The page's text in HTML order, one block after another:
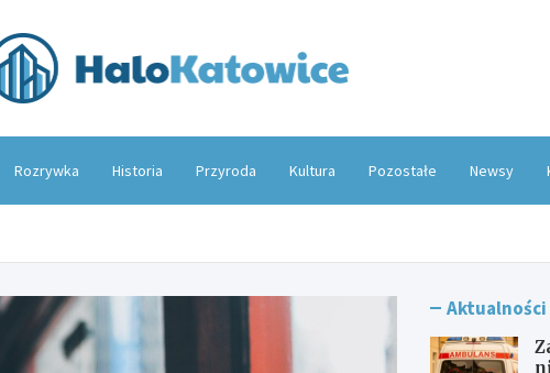
Rozrywka Historia Przyroda Kultura Pozostałe Newsy
Aktualności